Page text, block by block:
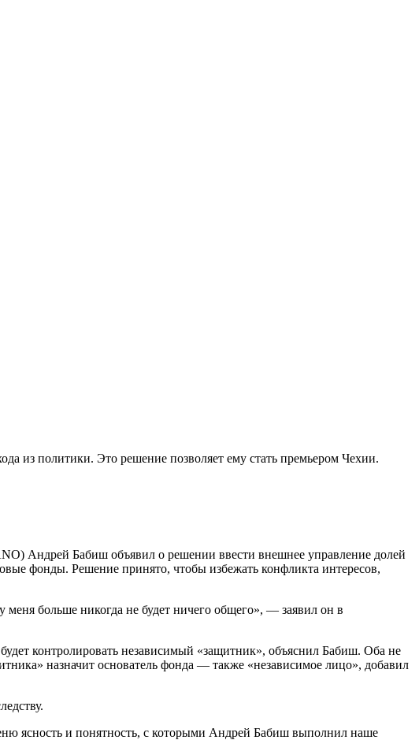
из политики. Это решение позволяет ему стать премьером Чехии.
Андрей Бабиш объявил о решении ввести внешнее управление долей
фонды. Решение принято, чтобы избежать конфликта интересов,
больше никогда не будет ничего общего», — заявил он в
контролировать независимый «защитник», объяснил Бабиш. Оба не
назначит основатель фонда — также «независимое лицо», добавил
ясность и понятность, с которыми Андрей Бабиш выполнил наше